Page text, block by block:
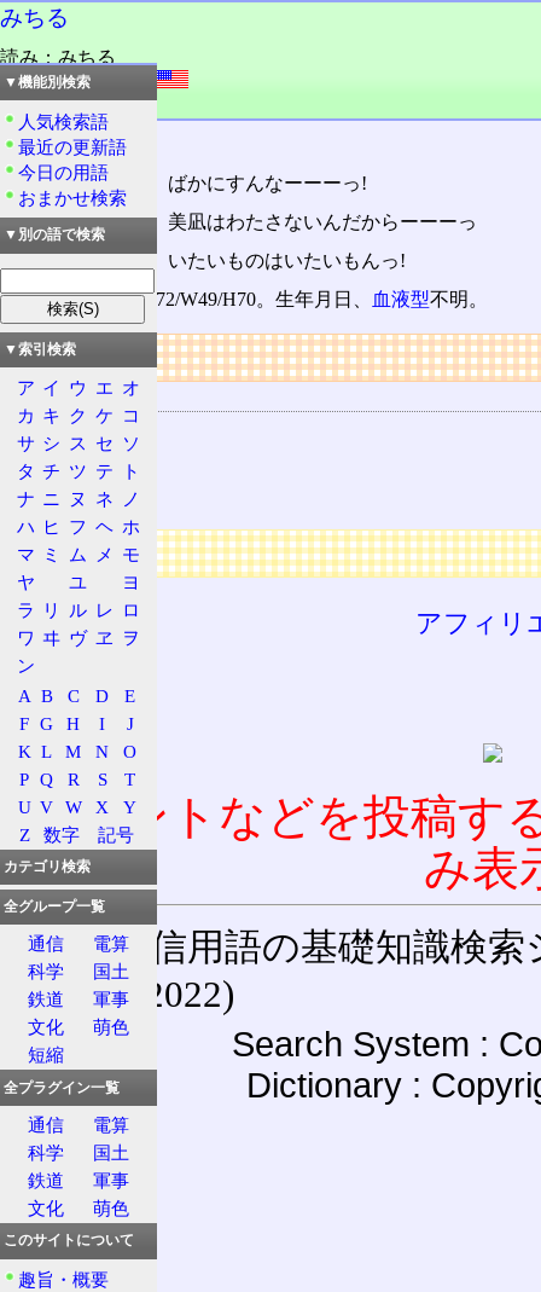
みちる
読み：みちる
外語：Michiru
品詞：名
んに。
こんちくしょー。ばかにすんなーーーっ!
あんたなんかに、美凪はわたさないんだからーーーっ
死んじゃっても、いたいものはいたいもんっ!
145cm、39kg。B72/W49/H70。生年月日、
血液型不明。
リンク
関連する用語
AIR
遠野美凪
国崎往人
広告
アフィリ
コメントなどを投稿す
み表
通信用語の基礎知識検索
(27-May-2022)
Search System :
Dictionary :
▼機能別検索
人気検索語
最近の更新語
今日の用語
おまかせ検索
▼別の語で検索
▼索引検索
ア イ ウ エ オ
カ キ ク ケ コ
サ シ ス セ ソ
タ チ ツ テ
ト
ナ ニ ヌ ネ
ノ
ハ ヒ フ ヘ ホ
マ ミ ム メ
モ
ヤ
ユ
ヨ
ラ
リ ル レ ロ
ワ ヰ ヴ ヱ
ヲ
ン
A B C D
E
F G H I
J
K L M N
O
P Q R S
T
U V W X
Y
Z
数字 記号
カテゴリ検索
全グループ一覧
通信
電算
科学
国土
鉄道
軍事
文化
萌色
短縮
全プラグイン一覧
通信
電算
科学
国土
鉄道
軍事
文化
萌色
このサイトについて
趣旨・概要